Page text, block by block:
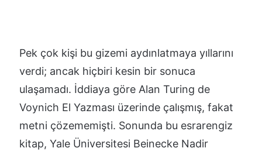
Pek çok kişi bu gizemi aydınlatmaya yıllarını
verdi; ancak hiçbiri kesin bir sonuca
ulaşamadı. İddiaya göre Alan Turing de
Voynich El Yazması üzerinde çalışmış, fakat
metni çözememişti. Sonunda bu esrarengiz
kitap, Yale Üniversitesi Beinecke Nadir